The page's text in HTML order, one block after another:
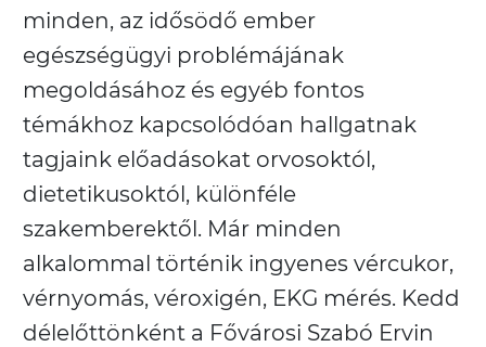
minden, az idősödő ember
egészségügyi problémájának
megoldásához és egyéb fontos
témákhoz kapcsolódóan hallgatnak
tagjaink előadásokat orvosoktól,
dietetikusoktól, különféle
szakemberektől. Már minden
alkalommal történik ingyenes vércukor,
vérnyomás, véroxigén, EKG mérés. Kedd
délelőttönként a Fővárosi Szabó Ervin